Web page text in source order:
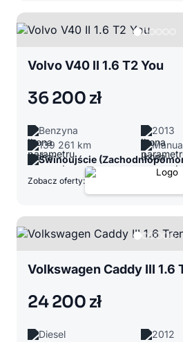
Volvo V40 II 1.6 T2 You
36 200 zł
Benzyna
2013
139 261 km
Świnoujście
Zobacz oferty:
Volkswagen Caddy III 1.6
24 200 zł
Diesel
2012